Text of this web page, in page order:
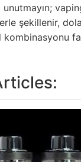
şekillenir,
kombinasyonu